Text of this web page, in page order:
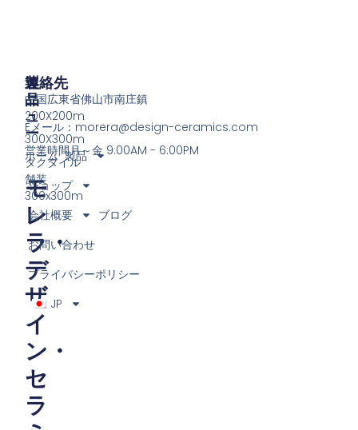
モ
レ
ラ・
デ
ザ
イ
ン・
セ
ラ
製
品
200X200m
300X300m
タクタイル
舗装
300x300m
メ
ニ
ュ
ー
ホーム 製品
ショップ
会社概要
ブログ
お問い合わせ
プライバシーポリシー
JP
連絡先
中国広東省佛山市南庄鎮
Eメール： morera@design-ceramics.com
営業時間月～金 9:00AM - 6:00PM